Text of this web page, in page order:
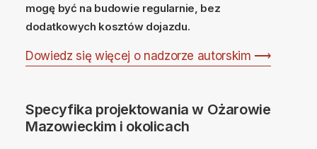
mogę być na budowie regularnie, bez
dodatkowych kosztów dojazdu.
Dowiedz się więcej o nadzorze autorskim ⟶
Specyfika projektowania w Ożarowie
Mazowieckim i okolicach